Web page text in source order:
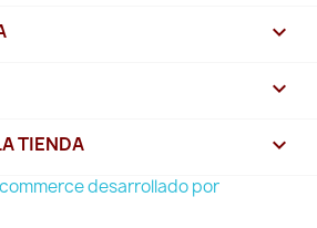


TIENDA keyboard_arrow_down
desarrollado por